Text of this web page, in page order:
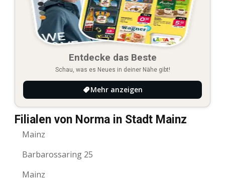
Entdecke das Beste
Schau, was es Neues in deiner Nähe gibt!
Mehr anzeigen
Filialen von Norma in Stadt Mainz
Mainz
Barbarossaring 25
Mainz